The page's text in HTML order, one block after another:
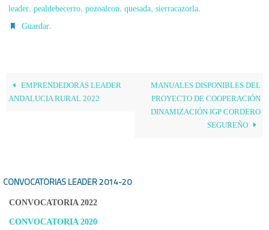
leader, pealdebecerro, pozoalcon, quesada, sierracazorla.
Guardar.
EMPRENDEDORAS LEADER
ANDALUCIA RURAL 2022
MANUALES DISPONIBLES DEL
PROYECTO DE COOPERACIÓN
DINAMIZACIÓN IGP CORDERO
SEGUREÑO
CONVOCATORIAS LEADER2014-20
CONVOCATORIA 2022
CONVOCATORIA 2020